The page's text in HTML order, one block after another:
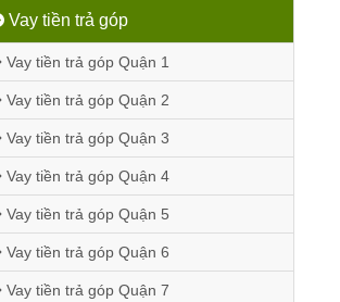
Vay tiền trả góp
Vay tiền trả góp Quận 1
Vay tiền trả góp Quận 2
Vay tiền trả góp Quận 3
Vay tiền trả góp Quận 4
Vay tiền trả góp Quận 5
Vay tiền trả góp Quận 6
Vay tiền trả góp Quận 7